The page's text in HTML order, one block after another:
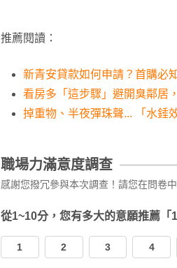
推薦閱讀：
新青安貸款如何申請？首購必
看房多「這步驟」避開臭鄰居
掉重物、半夜彈珠聲... 「水錘
職場力滿意度調查
感謝您撥冗參與本次調查！請您在問卷
從1~10分，您有多大的意願推薦「
1 2 3 4